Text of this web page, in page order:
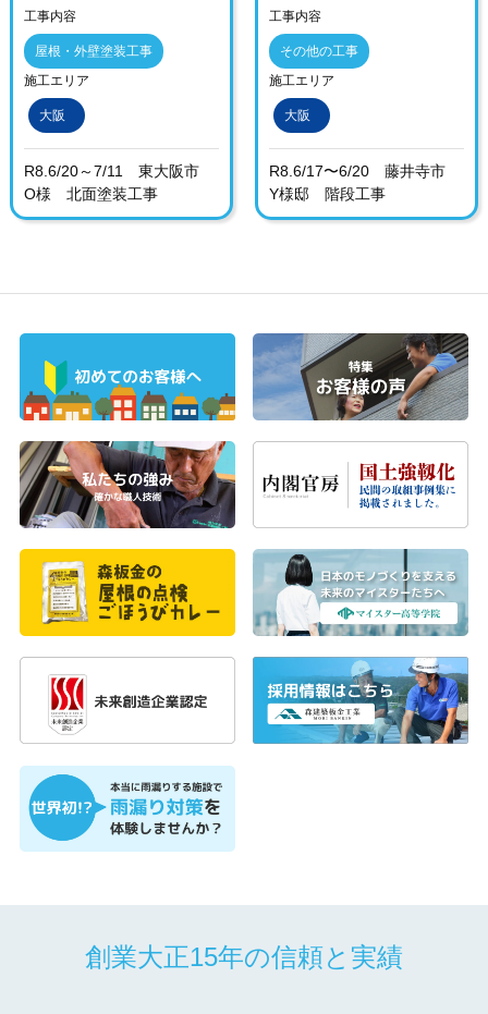
工事内容
屋根・外壁塗装工事
施工エリア
大阪
R8.6/20～7/11 東大阪市
O様 北面塗装工事
工事内容
その他の工事
施工エリア
大阪
R8.6/17〜6/20 藤井寺市
Y様邸 階段工事
創業大正15年の信頼と実績